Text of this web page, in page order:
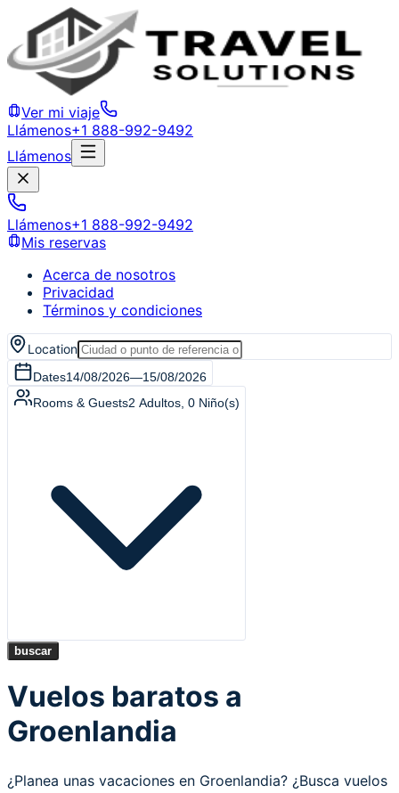
Ver mi viaje
Llámenos+1 888-992-9492
Llámenos
Llámenos+1 888-992-9492
Mis reservas
Acerca de nosotros
Privacidad
Términos y condiciones
Location
Dates14/08/2026—15/08/2026
Rooms & Guests2 Adultos 0 Niño(s)
buscar
Vuelos baratos a
Groenlandia
¿Planea unas vacaciones en Groenlandia? ¿Busca vuelos